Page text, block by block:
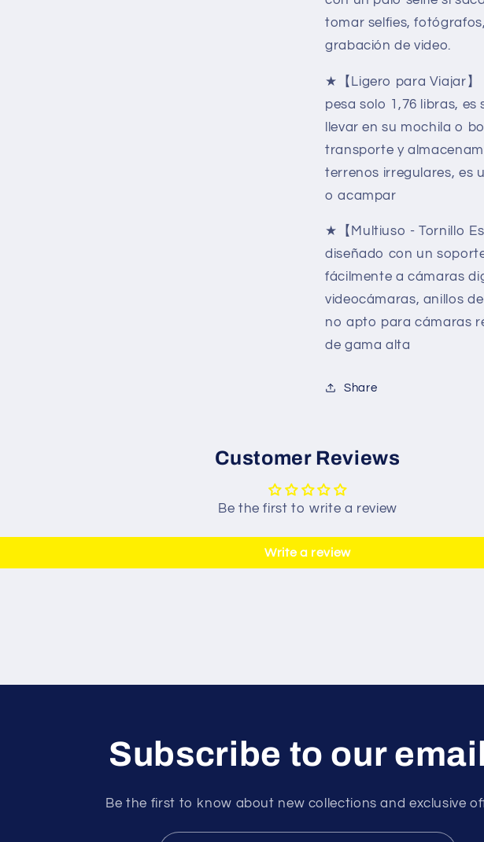
tomar selfies,
grabación de video.
★【Ligero para Viajar】
pesa solo 1,76 libras,
llevar en su mochila o
transporte y
terrenos irregulares, es
o acampar
★【Multiuso - Tornillo
diseñado con un
fácilmente a cámaras
videocámaras, anillos
no apto para cámaras
de gama alta
Share
Customer Reviews
Be the first to write a review
Write a review
Subscribe to our
Be the first to know about new collections and exclusive